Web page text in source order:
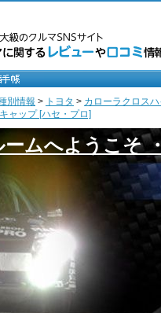
別情報 > トヨタ > カローラクロス
ャップ [ハセ・プロ]
ムへようこそ